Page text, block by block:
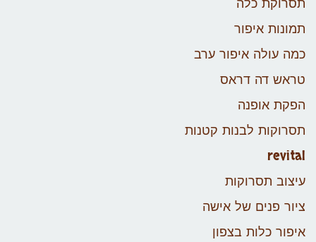
תסרוקת כלה
תמונות איפור
כמה עולה איפור ערב
טראש דה דראס
הפקת אופנה
תסרוקות לבנות קטנות
revital
עיצוב תסרוקות
ציור פנים של אישה
איפור כלות בצפון